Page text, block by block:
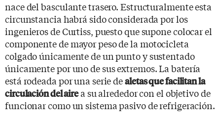
nace del basculante trasero. Estructuralmente esta
circunstancia habrá sido considerada por los
ingenieros de Curtiss, puesto que supone colocar el
componente de mayor peso de la motocicleta
colgado únicamente de un punto y sustentado
únicamente por uno de sus extremos. La batería
está rodeada por una serie dealetas que facilitan la
circulación del airea su alrededor con el objetivo de
funcionar como un sistema pasivo de refrigeración.